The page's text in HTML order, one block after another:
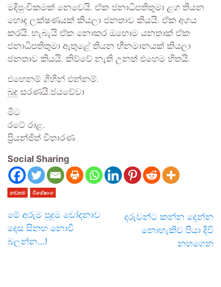
මදිපුංචිකමක් නෙවෙයි. ඒක ජනාධිපතිතුමා ළග තියන
හොද ලක්ෂණයක් කියලා ජනතාව කියයි. ඒක අගය
කරයි. හැබැයි ඒක නොකර ඔහොම යනතාක් ඒක
ජනාධිපතිතුමා ඇතුළේ තියන හීනමානයක් කියලා
ජනතාව කියයි. කිව්වේ නැති උනත් එහෙම හිතයි.
එහෙනම් ගිහින් එන්නම්.
බුදු සරණයි.ජයවේවා
මීට
රටේ රාළ.
ප්‍රියන්ජිත් විතාරණ
Social Sharing
නවතම විශේෂාංග
මේ අරුම පුදුම චෝදනාව
දෙස සිනහ නොවී
බලන්න…!
දරුවන්ට කන්න දෙන්න
නොහැකිව පියා දිවි
නහගෙන